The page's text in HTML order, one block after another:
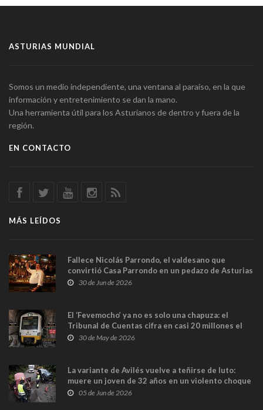
ASTURIAS MUNDIAL
Somos un medio independiente, una ventana al paraíso, en la que
información y entretenimiento se dan la mano.
Una herramienta útil para los Asturianos de dentro y fuera de la
región.
EN CONTACTO
MÁS LEÍDOS
Fallece Nicolás Parrondo, el valdesano que
convirtió Casa Parrondo en un pedazo de Asturias
en Madrid
30 de Jun de 2026
El ‘Fevemocho’ ya no es solo una chapuza: el
Tribunal de Cuentas cifra en casi 20 millones el
sobrecoste de los trenes que no cabían por los
30 de May de 2026
La variante de Avilés vuelve a teñirse de luto:
muere un joven de 32 años en un violento choque
frontal
05 de Jun de 2026